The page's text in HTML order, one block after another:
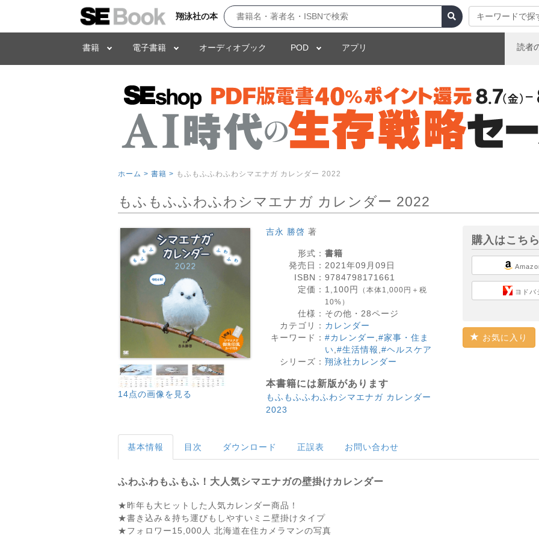
翔泳社の本 キーワードで探
書籍 電子書籍 オーディオブック POD アプリ 読者
ホーム > 書籍 > もふもふふわふわシマエナガ カレンダー 2022
もふもふふわふわシマエナガ カレンダー 2022
14点の画像を見る
吉永 勝啓 著
形式： 書籍
発売日： 2021年09月09日
ISBN： 9784798171661
定価： 1,100円
（本体1,000円＋税
10%）
仕様： その他・ 28ページ
カテゴリ： カレンダー
キーワード： #カレンダー #家事・住ま
い #生活情報 #ヘルスケア
シリーズ： 翔泳社カレンダー
本書籍には新版があります
もふもふふわふわシマエナガ カレンダー
2023
購入はこちら
ヨドバ
お気に入り
基本情報 目次 ダウンロード 正誤表 お問い合わせ
ふわふわもふもふ！大人気シマエナガの壁掛けカレンダー
★昨年も大ヒットした人気カレンダー商品！
★書き込み＆持ち運びもしやすいミニ壁掛けタイプ
★フォロワー15,000人 北海道在住カメラマンの写真